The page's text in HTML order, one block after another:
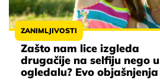
ZANIMLJIVOSTI
Zašto nam lice izgleda
drugačije na selfiju nego u
ogledalu? Evo objašnjenja